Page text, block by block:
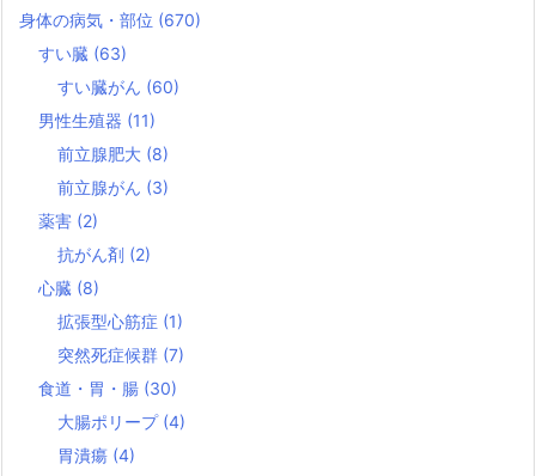
身体の病気・部位 (670)
すい臓 (63)
すい臓がん (60)
男性生殖器 (11)
前立腺肥大 (8)
前立腺がん (3)
薬害 (2)
抗がん剤 (2)
心臓 (8)
拡張型心筋症 (1)
突然死症候群 (7)
食道・胃・腸 (30)
大腸ポリープ (4)
胃潰瘍 (4)